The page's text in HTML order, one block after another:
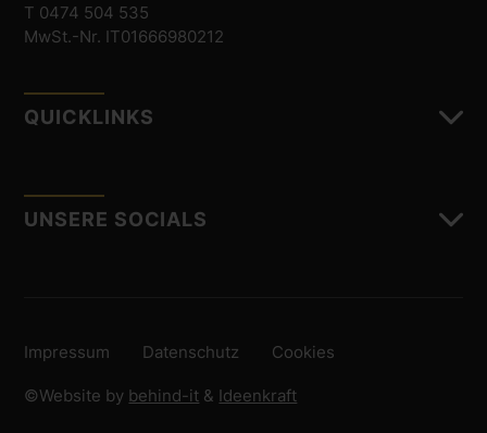
T 0474 504 535
MwSt.-Nr. IT01666980212
QUICKLINKS
UNSERE SOCIALS
Impressum Datenschutz Cookies
©Website by behind-it & Ideenkraft